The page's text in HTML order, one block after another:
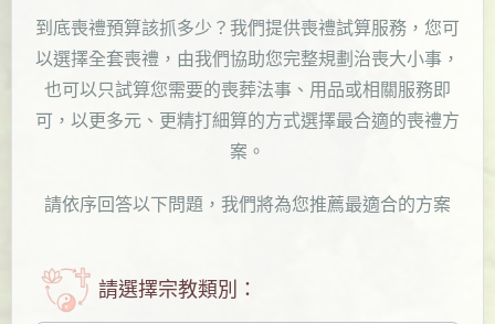
到底喪禮預算該抓多少？我們提供喪禮試算服務，您可
以選擇全套喪禮，由我們協助您完整規劃治喪大小事，
也可以只試算您需要的喪葬法事、用品或相關服務即
可，以更多元、更精打細算的方式選擇最合適的喪禮方
案。
請依序回答以下問題，我們將為您推薦最適合的方案
請選擇宗教類別：